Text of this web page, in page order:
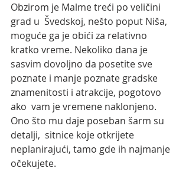
Obzirom je Malme treći po veličini
grad u  Švedskoj, nešto poput Niša,
moguće ga je obići za relativno
kratko vreme. Nekoliko dana je
sasvim dovoljno da posetite sve
poznate i manje poznate gradske
znamenitosti i atrakcije, pogotovo
ako  vam je vremene naklonjeno.
Ono što mu daje poseban šarm su
detalji,  sitnice koje otkrijete
neplanirajući, tamo gde ih najmanje
očekujete.